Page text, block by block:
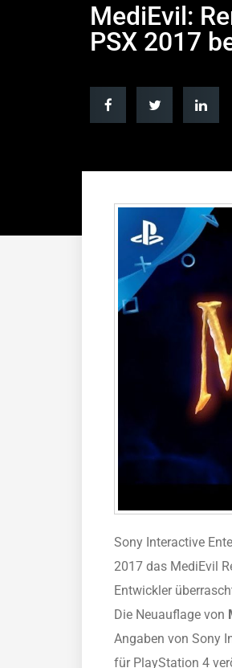
MediEvil:
PSX 2017
Sony Interactive
2017 das MediEvil
Entwickler
Die Neuauflage von
Angaben von Sony
für PlayStation 4